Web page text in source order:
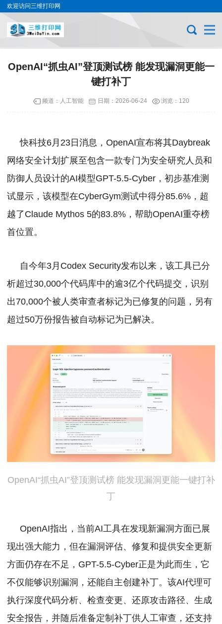
欢迎访问三维打印网
OpenAI“抓虫AI”登顶测试榜 能发现漏洞更能一
键打补丁
频道： 人工智能 日期： 2026-06-24 浏览：120
快科技6月23日消息，OpenAI宣布将其Daybreak
网络安全计划扩展至包含一款专门为安全研究人员和
防御人员设计的AI模型GPT-5.5-Cyber，初步基准测
试显示，该模型在CyberGym测试中得分85.6%，超
越了Claude Mythos 5的83.8%，帮助OpenAI重夺榜
首位置。
自今年3月Codex Security发布以来，该工具已分
析超过30,000个代码库中的逾3亿个代码提交，识别
出70,000个被人类审查者标记为已修复的问题，另有
超过50万份报告被自动标记为已解决。
OpenAI“抓虫AI”登顶测试榜 能发现漏洞更能一键打补
丁
OpenAI指出，当前AI工具在发现新漏洞方面已展
现出强大能力，但在漏洞评估、修复和提供安全更新
方面仍存在不足，GPT-5.5-Cyber正是为此而生，它
不仅能够识别漏洞，还能自主创建补丁。该AI代理可
执行深度代码分析、检查变更、还原攻击路径、生成
安全报告，并随后准备定制补丁供人工审查，还支持